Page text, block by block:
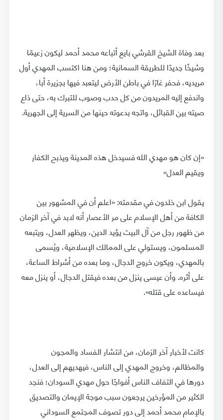
بعد وفاة الشيخ القرشي بايع أتباعه محمد أحمد ليكون زعيمًا
وشيخًا جديدًا للطريقة السمانية؛ ومن هنا اكتسب المهدي أول
مريديه، فحفر غارًا في باطن الأرض ليتعبد فيها بجزيرة أبا،
واندفع إليه المريدون من كل حدب وصوب للتبرك به، حتى ذاع
صيته بين القبائل، واتجه بدعوته حينها من السرية إلى الجهرية.
«إن كان هو مهدي الله فسيدخل هذه المدينة ويذبح الكفار
ويقيم العدل»
يقول ابن خلدون في مقدمته: «اعلم أن في المشهور بين
الكافة من أهل الإسلام على مر الأعصار أنه لابد في آخر الزمان
من ظهور رجل من آل البيت يؤيد الدين، ويظهر العدل، ويتبعه
المسلمون، ويستولي على الممالك الإسلامية، ويُسمى
بالمهدي، ويكون خروج الدجال، وما بعده من أشراط الساعة،
على أثره. وأن عيسى ينزل من بعده فيقتل الدجال، أو ينزل معه
فيساعده على قتله».
كانت لأخبار آخر الزمان، من انتشار الفساد والمجون
والمظالم، وخروج المهدي إلى الناس، فيهديهم إلى العدل،
دورها في التفاف الناس أفواجًا حول مهدي السودان؛ فنجد
الكثير من المؤرخين يرجعون سبب موجة الإيمان والتصديق
بالإمام محمد أحمد إلى دور تصوف المجتمع السوداني